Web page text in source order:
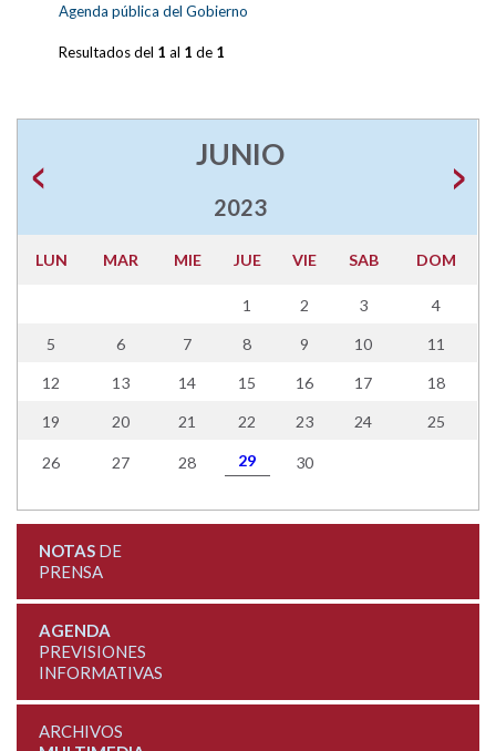
Agenda pública del Gobierno
Resultados del 1 al 1de 1
JUNIO
2023
LUN MAR MIE JUE VIE SAB DOM
1 2 3 4
5 6 7 8 9 10 11
12 13 14 15 16 17 18
19 20 21 22 23 24 25
26 27 28 29 30
NOTASDE
PRENSA
AGENDA
PREVISIONES
INFORMATIVAS
ARCHIVOS